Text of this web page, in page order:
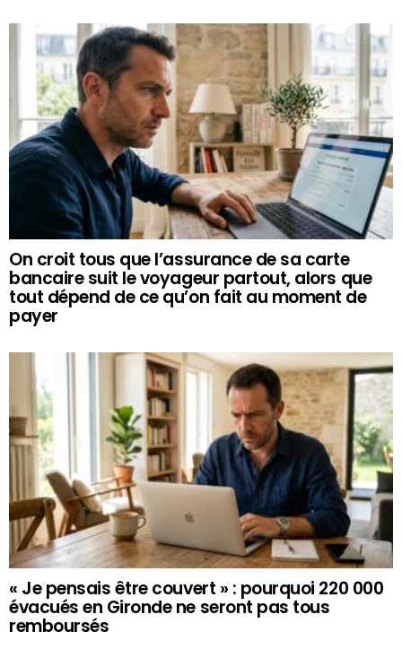
On croit tous que l’assurance de sa carte
bancaire suit le voyageur partout, alors que
tout dépend de ce qu’on fait au moment de
payer
« Je pensais être couvert » : pourquoi 220 000
évacués en Gironde ne seront pas tous
remboursés